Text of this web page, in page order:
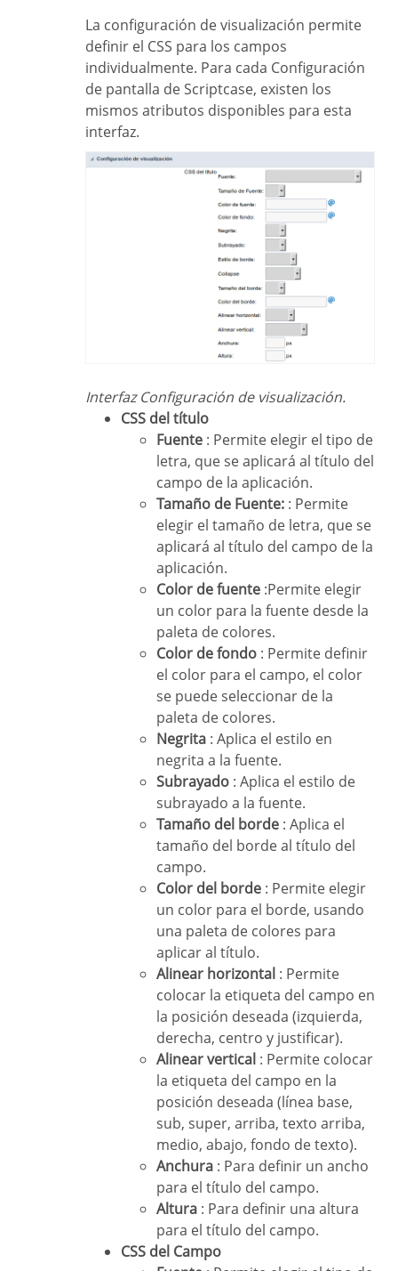
La configuración de visualización permite
definir el CSS para los campos
individualmente. Para cada Configuración
de pantalla de Scriptcase, existen los
mismos atributos disponibles para esta
interfaz.
Interfaz Configuración de visualización.
CSS del título
Fuente : Permite elegir el tipo de
letra, que se aplicará al título del
campo de la aplicación.
Tamaño de Fuente: : Permite
elegir el tamaño de letra, que se
aplicará al título del campo de la
aplicación.
Color de fuente :Permite elegir
un color para la fuente desde la
paleta de colores.
Color de fondo : Permite definir
el color para el campo, el color
se puede seleccionar de la
paleta de colores.
Negrita : Aplica el estilo en
negrita a la fuente.
Subrayado : Aplica el estilo de
subrayado a la fuente.
Tamaño del borde : Aplica el
tamaño del borde al título del
campo.
Color del borde : Permite elegir
un color para el borde, usando
una paleta de colores para
aplicar al título.
Alinear horizontal : Permite
colocar la etiqueta del campo en
la posición deseada (izquierda,
derecha, centro y justificar).
Alinear vertical : Permite colocar
la etiqueta del campo en la
posición deseada (línea base,
sub, super, arriba, texto arriba,
medio, abajo, fondo de texto).
Anchura : Para definir un ancho
para el título del campo.
Altura : Para definir una altura
para el título del campo.
CSS del Campo